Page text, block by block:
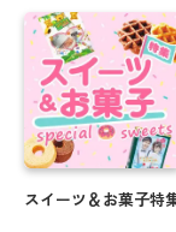
☆.・゜
＼ 新米でお
ハロウィン
める♪
会えない時
しよう☆★
スイーツ＆お菓子特